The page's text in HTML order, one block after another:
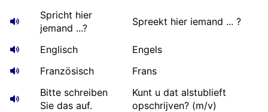
Spricht hier
jemand ...?
Spreekt hier iemand ... ?
Englisch
Engels
Französisch
Frans
Bitte schreiben
Sie das auf.
Kunt u dat alstublieft
opschrijven? (m/v)